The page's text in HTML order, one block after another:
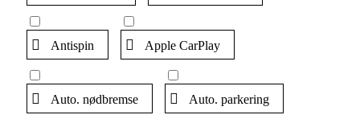
Antispin Apple CarPlay
Auto. nødbremse Auto. parkering